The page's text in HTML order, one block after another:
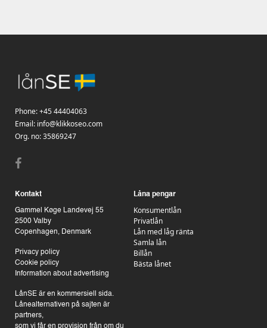
Phone:+45 44404063
Email: info@klikkoseo.com
Org. no: 35869247
Kontakt
Gammel Køge Landevej 55
2500 Valby
Copenhagen, Denmark
Privacy policy
Cookie policy
Information about advertising
LånSE är en kommersiell sida.
Lånealternativen på sajten är
partners,
som vi får en provision från om du
Låna pengar
Konsumentlån
Privatlån
Lån med låg ränta
Samla lån
Billån
Bästa lånet